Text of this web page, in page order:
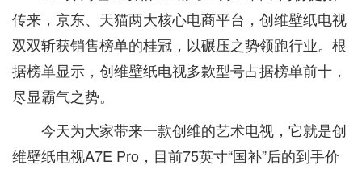
传来，京东、天猫两大核心电商平台，创维壁纸电视
双双斩获销售榜单的桂冠，以碾压之势领跑行业。根
据榜单显示，创维壁纸电视多款型号占据榜单前十，
尽显霸气之势。
今天为大家带来一款创维的艺术电视，它就是创
维壁纸电视A7E Pro，目前75英寸“国补”后的到手价